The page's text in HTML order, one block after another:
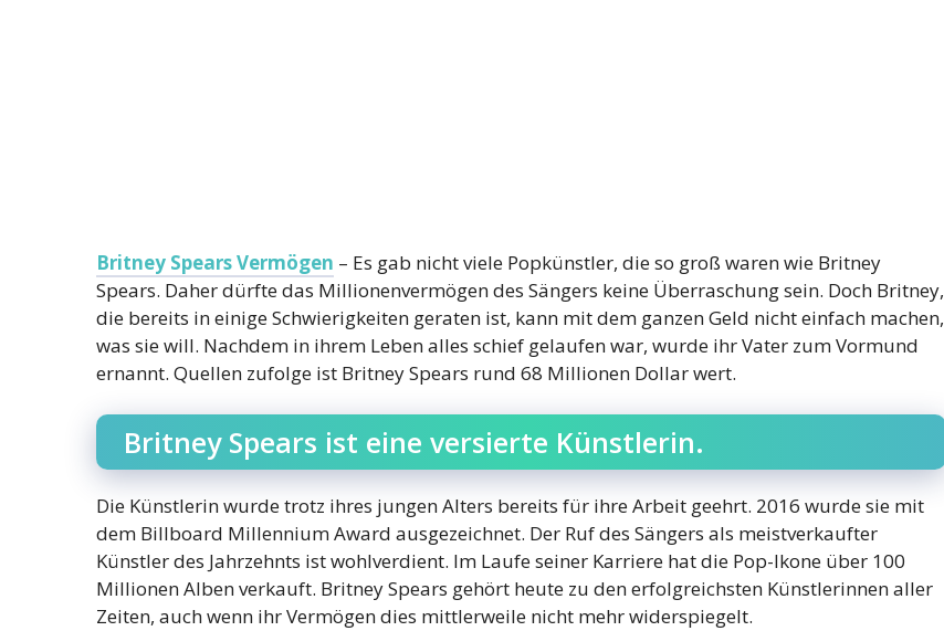
Britney Spears Vermögen – Es gab nicht viele Popkünstler, die so groß waren wie Britney
Spears. Daher dürfte das Millionenvermögen des Sängers keine Überraschung sein. Doch Britney,
die bereits in einige Schwierigkeiten geraten ist, kann mit dem ganzen Geld nicht einfach machen,
was sie will. Nachdem in ihrem Leben alles schief gelaufen war, wurde ihr Vater zum Vormund
ernannt. Quellen zufolge ist Britney Spears rund 68 Millionen Dollar wert.
Britney Spears ist eine versierte Künstlerin.
Die Künstlerin wurde trotz ihres jungen Alters bereits für ihre Arbeit geehrt. 2016 wurde sie mit
dem Billboard Millennium Award ausgezeichnet. Der Ruf des Sängers als meistverkaufter
Künstler des Jahrzehnts ist wohlverdient. Im Laufe seiner Karriere hat die Pop-Ikone über 100
Millionen Alben verkauft. Britney Spears gehört heute zu den erfolgreichsten Künstlerinnen aller
Zeiten, auch wenn ihr Vermögen dies mittlerweile nicht mehr widerspiegelt.